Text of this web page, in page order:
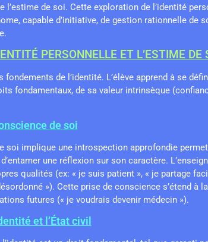
l’estime de soi. Cette exploration de l’identité
capable d’initiative, de gestion rationnelle de
PERSONNELLE ET L’ESTIME DE
fondements de l’identité. L’élève apprend à se
fondamentaux, de sa valeur intrinsèque
de soi
soi implique une introspection approfondie
une réflexion sur son caractère.
qualités (ex: « je suis patient », « je partage
»). Cette prise de conscience s’étend à
futures (« je voudrais devenir médecin »).
et l’État civil